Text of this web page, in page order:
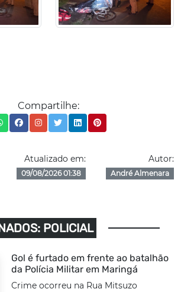
Compartilhe:
Atualizado em:
09/08/2026 01:38
Autor:
André Almenara
POLICIAL
Gol é furtado em frente ao batalhão
da Polícia Militar em Maringá
Crime ocorreu na Rua Mitsuzo